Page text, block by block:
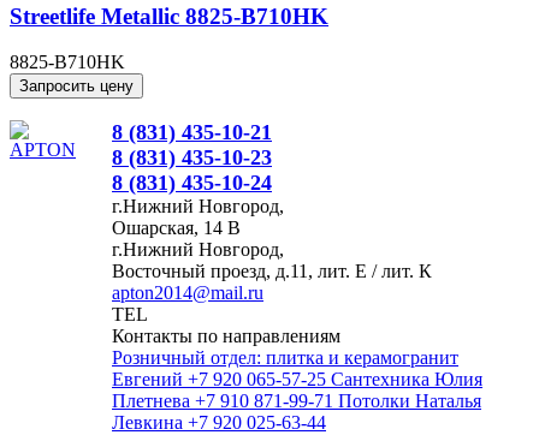
Streetlife Metallic 8825-B710HK
8825-B710HK
Запросить цену
8 (831) 435-10-21
8 (831) 435-10-23
8 (831) 435-10-24
г.Нижний Новгород,
Ошарская, 14 В
г.Нижний Новгород,
Восточный проезд, д.11, лит. Е / лит. К
apton2014@mail.ru
TEL
Контакты по направлениям
Розничный отдел: плитка и керамогранит
Евгений +7 920 065-57-25 Сантехника Юлия
Плетнева +7 910 871-99-71 Потолки Наталья
Левкина +7 920 025-63-44